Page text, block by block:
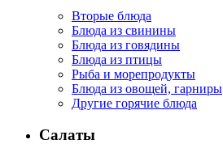
Вторые блюда
Блюда из свинины
Блюда из говядины
Блюда из птицы
Рыба и морепродукты
Блюда из овощей, гарниры
Другие горячие блюда
Салаты